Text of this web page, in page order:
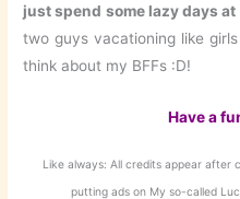
just spend some lazy days at
two guys vacationing like
think about my BFFs :D!
Have a
Like always: All credits appear after
putting ads on My so-called